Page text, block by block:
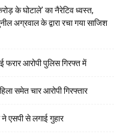
के घोटाले’ का नैरेटिव ध्वस्त,
अग्रवाल के द्वारा रचा गया साजिश
फरार आरोपी पुलिस गिरफ्त में
समेत चार आरोपी गिरफ्तार
ने एसपी से लगाई गुहार